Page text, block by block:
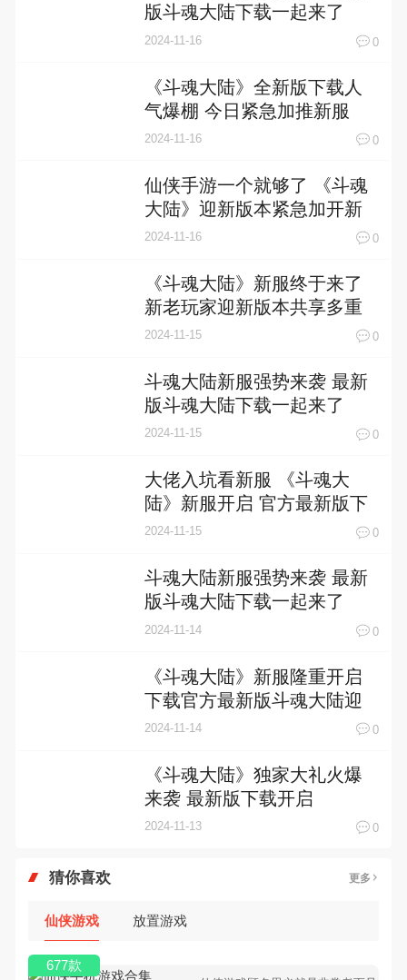
版斗魂大陆下载一起来了
2024-11-16 0
《斗魂大陆》全新版下载人
气爆棚 今日紧急加推新服
2024-11-16 0
仙侠手游一个就够了 《斗魂
大陆》迎新版本紧急加开新
服
2024-11-16 0
《斗魂大陆》新服终于来了
新老玩家迎新版本共享多重
礼遇
2024-11-15 0
斗魂大陆新服强势来袭 最新
版斗魂大陆下载一起来了
2024-11-15 0
大佬入坑看新服 《斗魂大
陆》新服开启 官方最新版下
载奉上
2024-11-15 0
斗魂大陆新服强势来袭 最新
版斗魂大陆下载一起来了
2024-11-14 0
《斗魂大陆》新服隆重开启
下载官方最新版斗魂大陆迎
接新征程
2024-11-14 0
《斗魂大陆》独家大礼火爆
来袭 最新版下载开启
2024-11-13 0
猜你喜欢 更多
仙侠游戏 放置游戏
677款